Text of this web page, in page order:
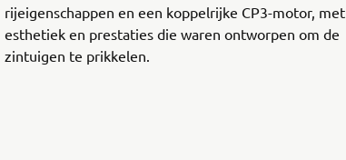
rijeigenschappen en een koppelrijke CP3-motor, met
esthetiek en prestaties die waren ontworpen om de
zintuigen te prikkelen.